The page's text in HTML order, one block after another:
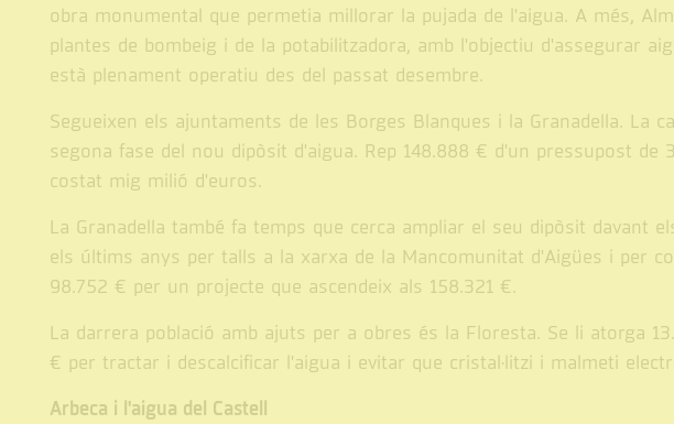
obra monumental que permetia millorar la pujada de l'aigua. A més,
plantes de bombeig i de la potabilitzadora, amb l'objectiu d'assegurar
està plenament operatiu des del passat desembre.
Segueixen els ajuntaments de les Borges Blanques i la Granadella. La
segona fase del nou dipòsit d'aigua. Rep 148.888 € d'un pressupost de
costat mig milió d'euros.
La Granadella també fa temps que cerca ampliar el seu dipòsit davant
els últims anys per talls a la xarxa de la Mancomunitat d'Aigües i per
98.752 € per un projecte que ascendeix als 158.321 €.
La darrera població amb ajuts per a obres és la Floresta. Se li atorga
€ per tractar i descalcificar l'aigua i evitar que cristal·litzi i malmeti
Arbeca i l'aigua del Castell